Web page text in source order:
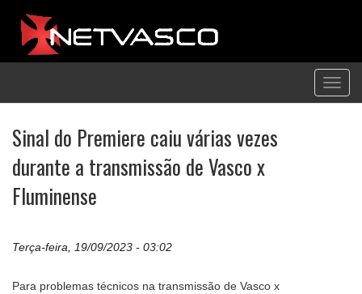
Sinal do Premiere caiu várias vezes
durante a transmissão de Vasco x
Fluminense
Terça-feira, 19/09/2023 - 03:02
Para problemas técnicos na transmissão de Vasco x